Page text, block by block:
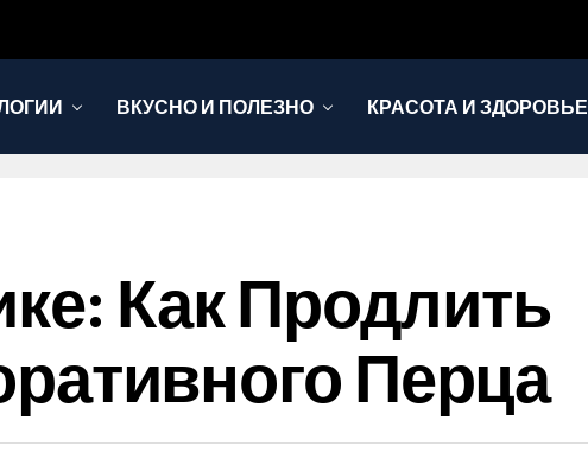
ВКУСНО И ПОЛЕЗНО КРАСОТА И ЗДОРОВЬЕ
Как Продлить
Перца